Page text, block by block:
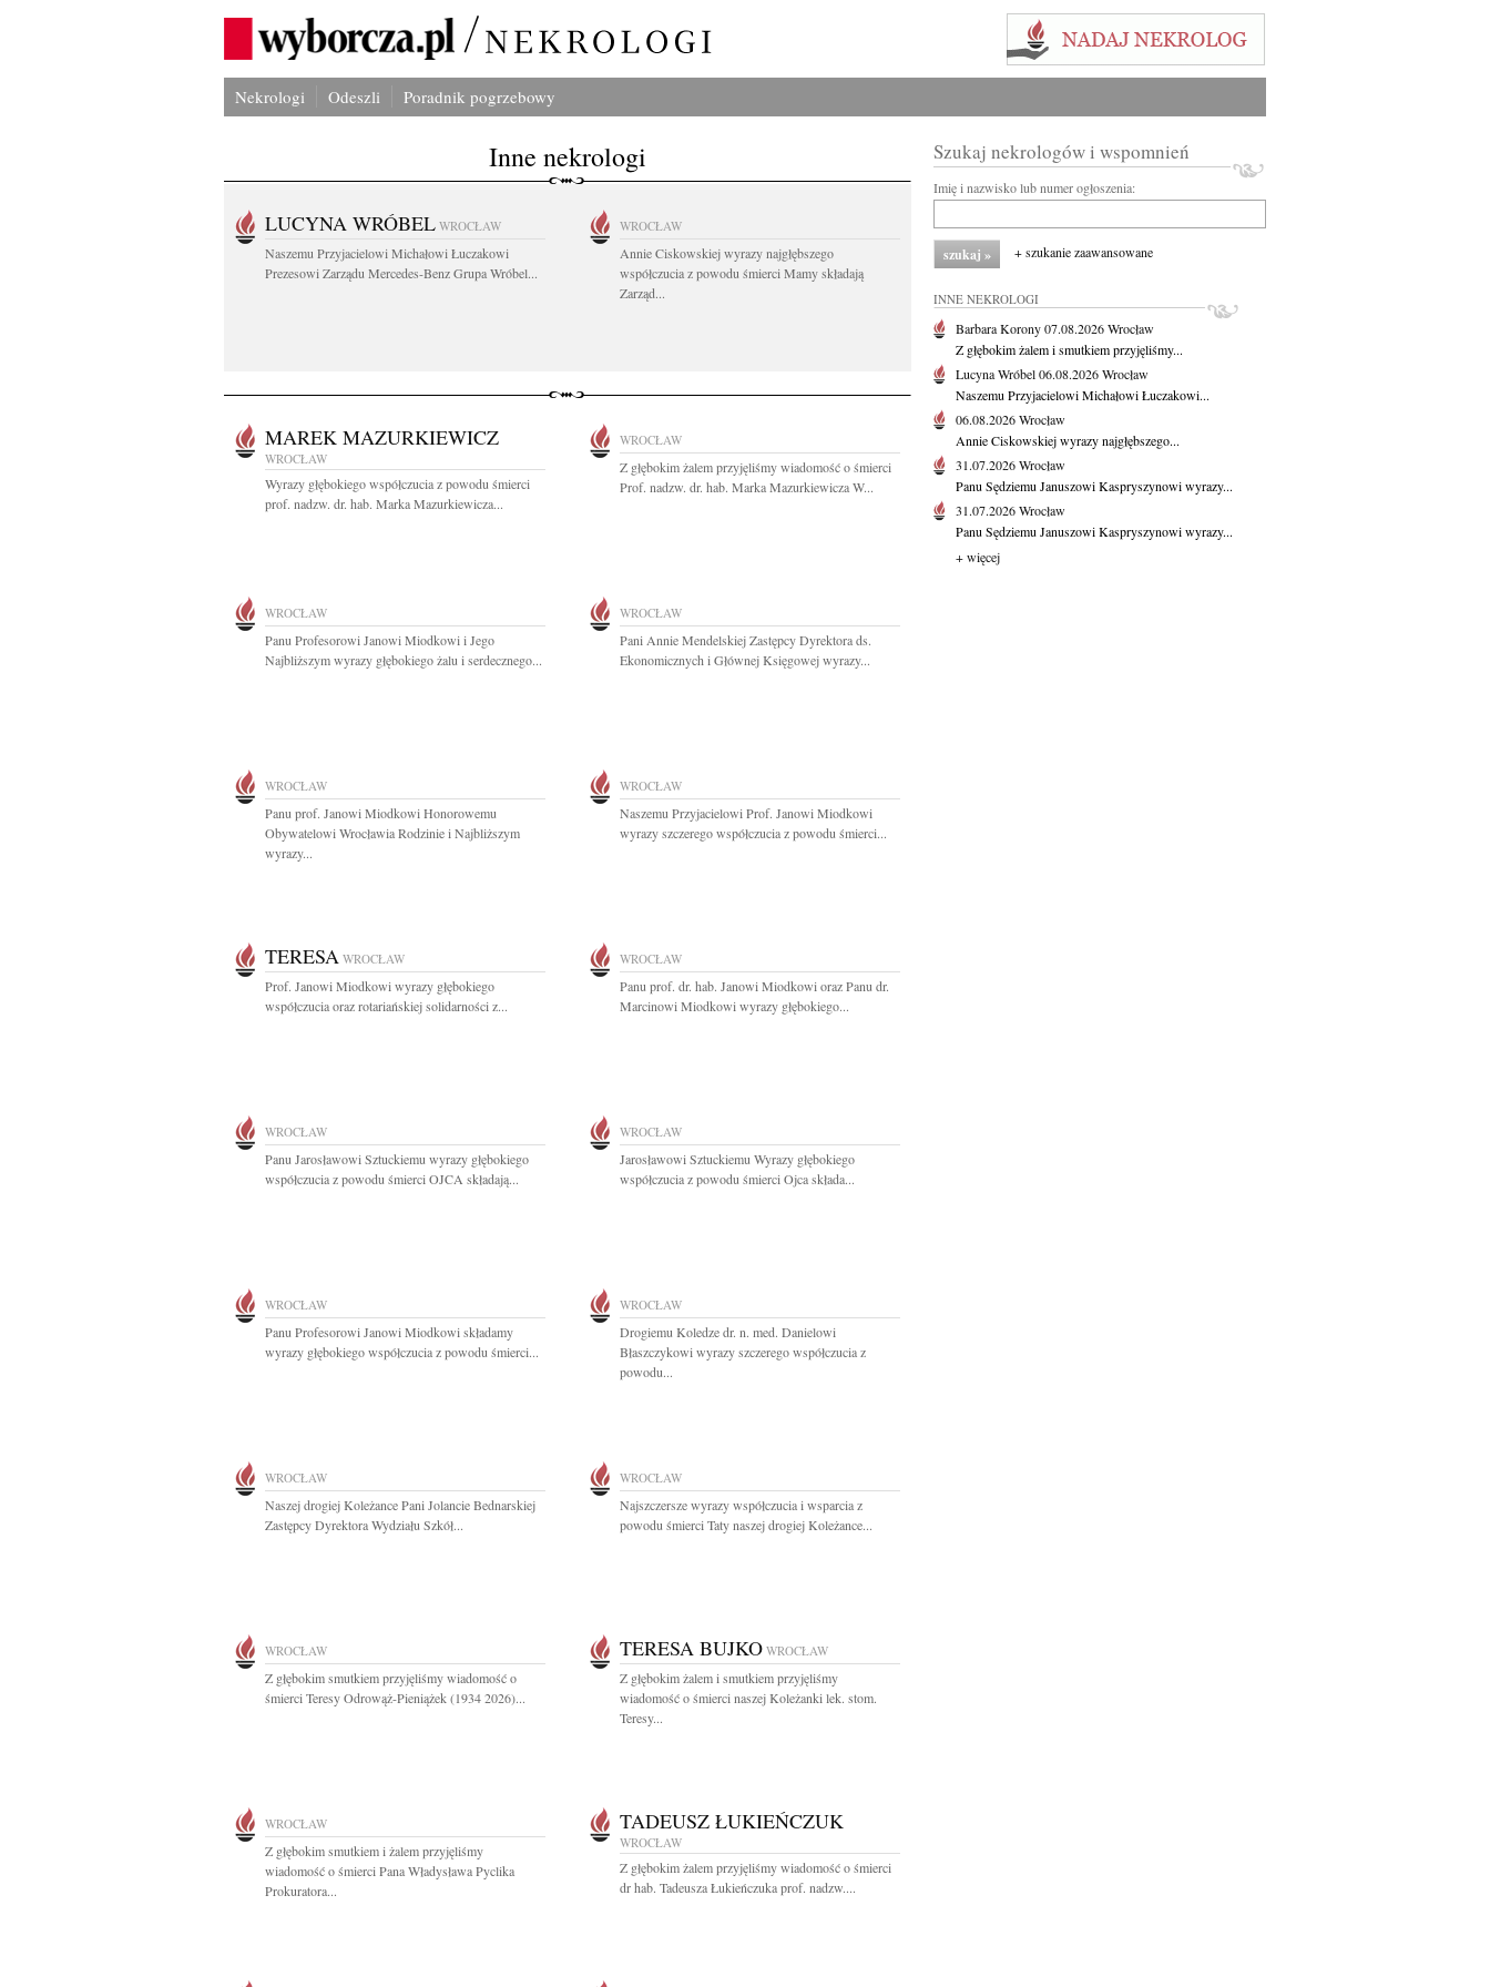
Nekrologi Odeszli Poradnik pogrzebowy
Inne nekrologi
LUCYNA WRÓBEL WROCŁAW
Naszemu Przyjacielowi Michałowi Łuczakowi
Prezesowi Zarządu Mercedes-Benz Grupa Wróbel...
WROCŁAW
Annie Ciskowskiej wyrazy najgłębszego
współczucia z powodu śmierci Mamy składają
Zarząd...
MAREK MAZURKIEWICZ
WROCŁAW
Wyrazy głębokiego współczucia z powodu śmierci
prof. nadzw. dr. hab. Marka Mazurkiewicza...
WROCŁAW
Z głębokim żalem przyjęliśmy wiadomość o śmierci
Prof. nadzw. dr. hab. Marka Mazurkiewicza W...
WROCŁAW
Panu Profesorowi Janowi Miodkowi i Jego
Najbliższym wyrazy głębokiego żalu i serdecznego...
WROCŁAW
Pani Annie Mendelskiej Zastępcy Dyrektora ds.
Ekonomicznych i Głównej Księgowej wyrazy...
WROCŁAW
Panu prof. Janowi Miodkowi Honorowemu
Obywatelowi Wrocławia Rodzinie i Najbliższym
wyrazy...
WROCŁAW
Naszemu Przyjacielowi Prof. Janowi Miodkowi
wyrazy szczerego współczucia z powodu śmierci...
TERESA WROCŁAW
Prof. Janowi Miodkowi wyrazy głębokiego
współczucia oraz rotariańskiej solidarności z...
WROCŁAW
Panu prof. dr. hab. Janowi Miodkowi oraz Panu dr.
Marcinowi Miodkowi wyrazy głębokiego...
WROCŁAW
Panu Jarosławowi Sztuckiemu wyrazy głębokiego
współczucia z powodu śmierci OJCA składają...
WROCŁAW
Jarosławowi Sztuckiemu Wyrazy głębokiego
współczucia z powodu śmierci Ojca składa...
WROCŁAW
Panu Profesorowi Janowi Miodkowi składamy
wyrazy głębokiego współczucia z powodu śmierci...
WROCŁAW
Drogiemu Koledze dr. n. med. Danielowi
Błaszczykowi wyrazy szczerego współczucia z
powodu...
WROCŁAW
Naszej drogiej Koleżance Pani Jolancie Bednarskiej
Zastępcy Dyrektora Wydziału Szkół...
WROCŁAW
Najszczersze wyrazy współczucia i wsparcia z
powodu śmierci Taty naszej drogiej Koleżance...
WROCŁAW
Z głębokim smutkiem przyjęliśmy wiadomość o
śmierci Teresy Odrowąż-Pieniążek (1934 2026)...
TERESA BUJKO WROCŁAW
Z głębokim żalem i smutkiem przyjęliśmy
wiadomość o śmierci naszej Koleżanki lek. stom.
Teresy...
WROCŁAW
Z głębokim smutkiem i żalem przyjęliśmy
wiadomość o śmierci Pana Władysława Pyclika
Prokuratora...
TADEUSZ ŁUKIEŃCZUK
WROCŁAW
Z głębokim żalem przyjęliśmy wiadomość o śmierci
dr hab. Tadeusza Łukieńczuka prof. nadzw....
Szukaj nekrologów i wspomnień
Imię i nazwisko lub numer ogłoszenia:
+ szukanie zaawansowane
INNE NEKROLOGI
Barbara Korony07.08.2026Wrocław
Z głębokim żalem i smutkiem przyjęliśmy...
Lucyna Wróbel06.08.2026Wrocław
Naszemu Przyjacielowi Michałowi Łuczakowi...
06.08.2026Wrocław
Annie Ciskowskiej wyrazy najgłębszego...
31.07.2026Wrocław
Panu Sędziemu Januszowi Kaspryszynowi wyrazy...
31.07.2026Wrocław
Panu Sędziemu Januszowi Kaspryszynowi wyrazy...
+ więcej